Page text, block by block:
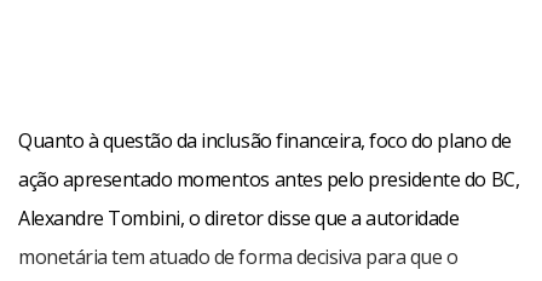
Quanto à questão da inclusão financeira, foco do plano de
ação apresentado momentos antes pelo presidente do BC,
Alexandre Tombini, o diretor disse que a autoridade
monetária tem atuado de forma decisiva para que o